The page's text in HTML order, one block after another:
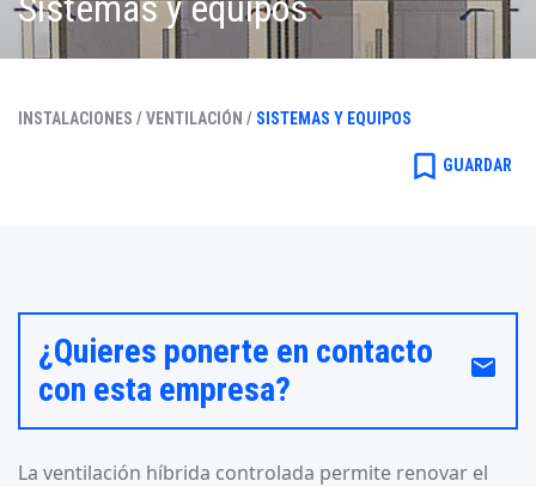
INSTALACIONES /VENTILACIÓN / SISTEMAS Y EQUIPOS
bookmark_border GUARDAR
¿Quieres ponerte en contacto
con esta empresa?
email
La ventilación híbrida controlada permite renovar el